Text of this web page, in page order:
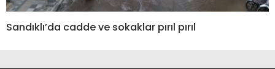
Sandıklı’da cadde ve sokaklar pırıl pırıl